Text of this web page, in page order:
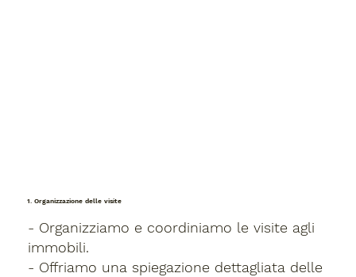
1. Organizzazione delle visite
- Organizziamo e coordiniamo le visite agli
immobili.
- Offriamo una spiegazione dettagliata delle